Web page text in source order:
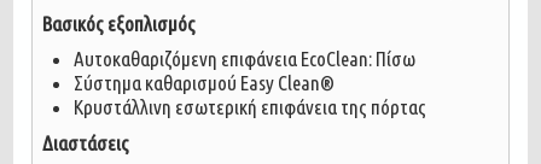
Βασικός εξοπλισμός
Αυτοκαθαριζόμενη επιφάνεια EcoClean: Πίσω
Σύστημα καθαρισμού Easy Clean®
Κρυστάλλινη εσωτερική επιφάνεια της πόρτας
Διαστάσεις